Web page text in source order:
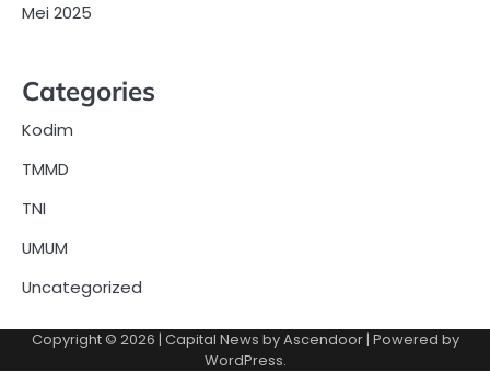
Mei 2025
Categories
Kodim
TMMD
TNI
UMUM
Uncategorized
Copyright © 2026 | Capital News byAscendoor| Powered by
WordPress.